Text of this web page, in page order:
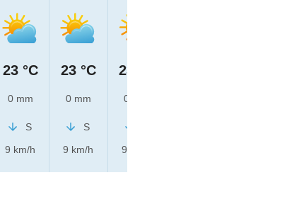
23 °C
0 mm
S
9 km/h
23 °C
0 mm
S
9 km/h
23 °C
0 mm
9 km/h